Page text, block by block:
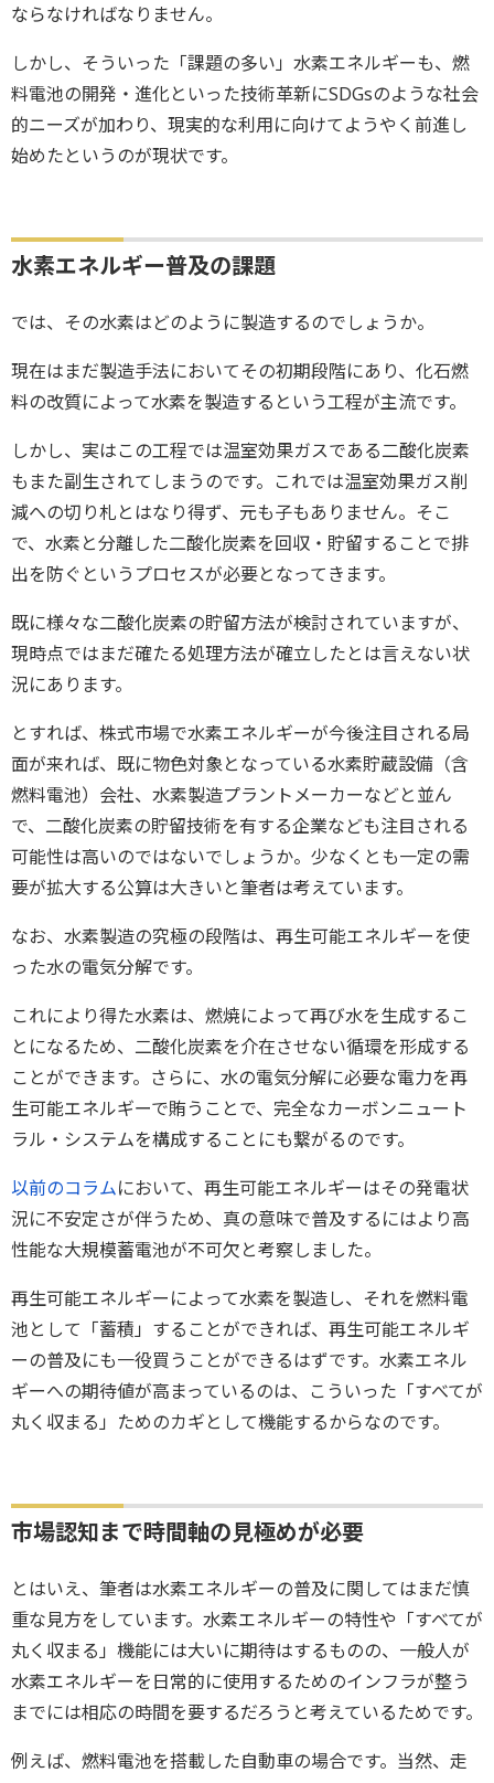
ならなければなりません。
しかし、そういった「課題の多い」水素エネルギーも、燃
料電池の開発・進化といった技術革新にSDGsのような社会
的ニーズが加わり、現実的な利用に向けてようやく前進し
始めたというのが現状です。
水素エネルギー普及の課題
では、その水素はどのように製造するのでしょうか。
現在はまだ製造手法においてその初期段階にあり、化石燃
料の改質によって水素を製造するという工程が主流です。
しかし、実はこの工程では温室効果ガスである二酸化炭素
もまた副生されてしまうのです。これでは温室効果ガス削
減への切り札とはなり得ず、元も子もありません。そこ
で、水素と分離した二酸化炭素を回収・貯留することで排
出を防ぐというプロセスが必要となってきます。
既に様々な二酸化炭素の貯留方法が検討されていますが、
現時点ではまだ確たる処理方法が確立したとは言えない状
況にあります。
とすれば、株式市場で水素エネルギーが今後注目される局
面が来れば、既に物色対象となっている水素貯蔵設備（含
燃料電池）会社、水素製造プラントメーカーなどと並ん
で、二酸化炭素の貯留技術を有する企業なども注目される
可能性は高いのではないでしょうか。少なくとも一定の需
要が拡大する公算は大きいと筆者は考えています。
なお、水素製造の究極の段階は、再生可能エネルギーを使
った水の電気分解です。
これにより得た水素は、燃焼によって再び水を生成するこ
とになるため、二酸化炭素を介在させない循環を形成する
ことができます。さらに、水の電気分解に必要な電力を再
生可能エネルギーで賄うことで、完全なカーボンニュート
ラル・システムを構成することにも繋がるのです。
以前のコラムにおいて、再生可能エネルギーはその発電状
況に不安定さが伴うため、真の意味で普及するにはより高
性能な大規模蓄電池が不可欠と考察しました。
再生可能エネルギーによって水素を製造し、それを燃料電
池として「蓄積」することができれば、再生可能エネルギ
ーの普及にも一役買うことができるはずです。水素エネル
ギーへの期待値が高まっているのは、こういった「すべてが
丸く収まる」ためのカギとして機能するからなのです。
市場認知まで時間軸の見極めが必要
とはいえ、筆者は水素エネルギーの普及に関してはまだ慎
重な見方をしています。水素エネルギーの特性や「すべてが
丸く収まる」機能には大いに期待はするものの、一般人が
水素エネルギーを日常的に使用するためのインフラが整う
までには相応の時間を要するだろうと考えているためです。
例えば、燃料電池を搭載した自動車の場合です。当然、走